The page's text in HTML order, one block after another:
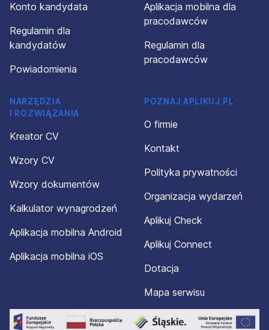
Konto kandydata
Regulamin dla
kandydatów
Powiadomienia
Aplikacja mobilna dla
pracodawców
Regulamin dla
pracodawców
NARZĘDZIA
I ROZWIĄZANIA
Kreator CV
Wzory CV
Wzory dokumentów
Kalkulator wynagrodzeń
Aplikacja mobilna Android
Aplikacja mobilna iOS
POZNAJ APLIKUJ.PL
O firmie
Kontakt
Polityka prywatności
Organizacja wydarzeń
Aplikuj Check
Aplikuj Connect
Dotacja
Mapa serwisu